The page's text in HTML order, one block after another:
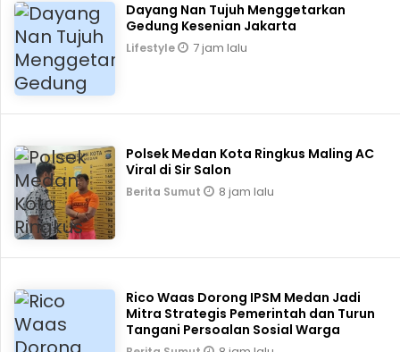
Dayang Nan Tujuh Menggetarkan
Gedung Kesenian Jakarta
Lifestyle 7 jam lalu
Polsek Medan Kota Ringkus Maling AC
Viral di Sir Salon
Berita Sumut 8 jam lalu
Rico Waas Dorong IPSM Medan Jadi
Mitra Strategis Pemerintah dan Turun
Tangani Persoalan Sosial Warga